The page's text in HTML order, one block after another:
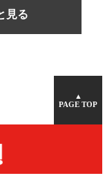
見る
▲
PAGE TOP